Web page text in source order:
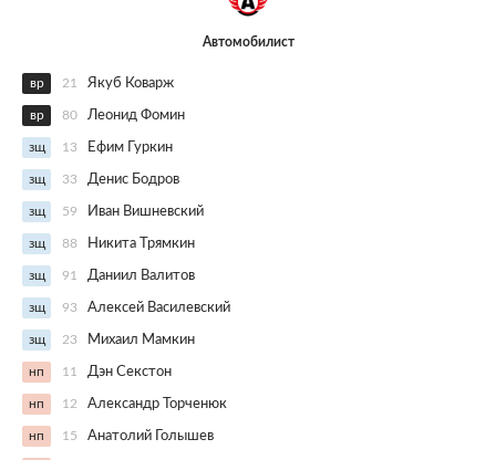
Автомобилист
вр 21 Якуб Коварж
вр 80 Леонид Фомин
зщ 13 Ефим Гуркин
зщ 33 Денис Бодров
зщ 59 Иван Вишневский
зщ 88 Никита Трямкин
зщ 91 Даниил Валитов
зщ 93 Алексей Василевский
зщ 23 Михаил Мамкин
нп 11 Дэн Секстон
нп 12 Александр Торченюк
нп 15 Анатолий Голышев